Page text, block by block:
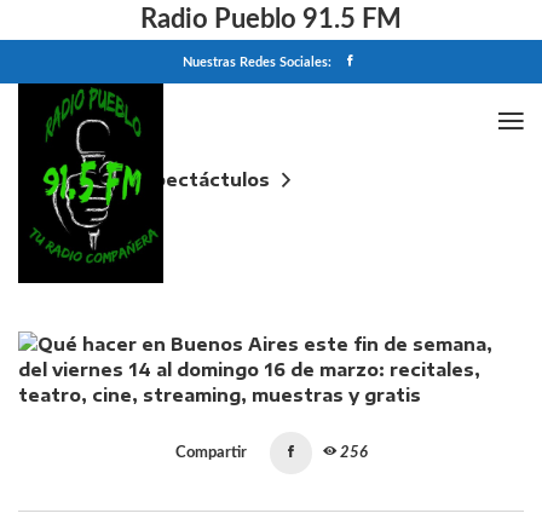
Radio Pueblo 91.5 FM
Nuestras Redes Sociales:
Home
Espectáctulos
Qué hacer en Buenos Aires este fin de semana, del
viernes 14 al domingo 16 de marzo: recitales, teatro,
cine, streaming, muestras y gratis
Compartir 256